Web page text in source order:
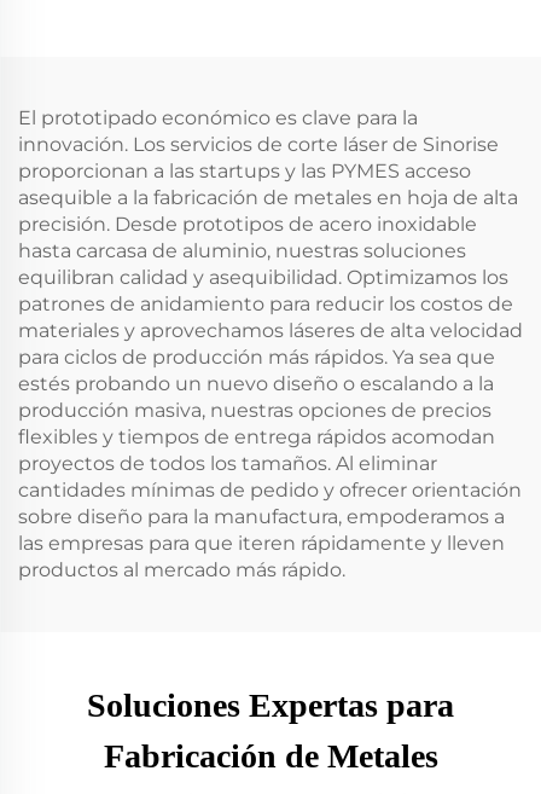
El prototipado económico es clave para la
innovación. Los servicios de corte láser de Sinorise
proporcionan a las startups y las PYMES acceso
asequible a la fabricación de metales en hoja de alta
precisión. Desde prototipos de acero inoxidable
hasta carcasa de aluminio, nuestras soluciones
equilibran calidad y asequibilidad. Optimizamos los
patrones de anidamiento para reducir los costos de
materiales y aprovechamos láseres de alta velocidad
para ciclos de producción más rápidos. Ya sea que
estés probando un nuevo diseño o escalando a la
producción masiva, nuestras opciones de precios
flexibles y tiempos de entrega rápidos acomodan
proyectos de todos los tamaños. Al eliminar
cantidades mínimas de pedido y ofrecer orientación
sobre diseño para la manufactura, empoderamos a
las empresas para que iteren rápidamente y lleven
productos al mercado más rápido.
Soluciones Expertas para
Fabricación de Metales